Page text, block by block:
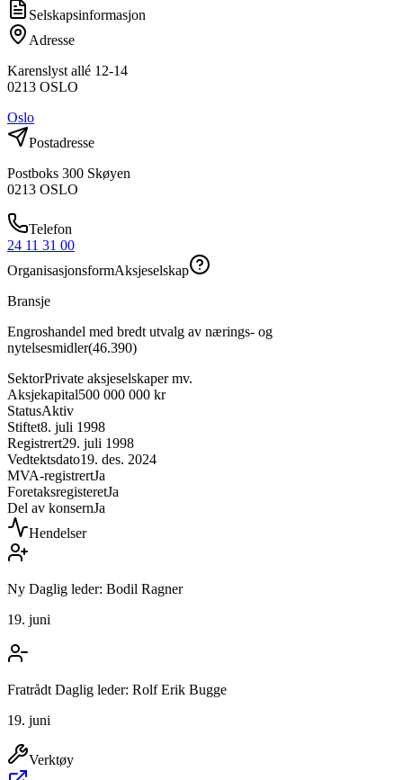
Selskapsinformasjon
Adresse
Karenslyst allé 12-14
0213 OSLO
Oslo
Postadresse
Postboks 300 Skøyen
0213 OSLO
Telefon
24 11 31 00
OrganisasjonsformAksjeselskap
Bransje
Engroshandel med bredt utvalg av nærings- og
nytelsesmidler(46.390)
SektorPrivate aksjeselskaper mv.
Aksjekapital500 000 000 kr
StatusAktiv
Stiftet8. juli 1998
Registrert29. juli 1998
Vedtektsdato19. des. 2024
MVA-registrertJa
ForetaksregisteretJa
Del av konsernJa
Hendelser
Ny Daglig leder: Bodil Ragner
19. juni
Fratrådt Daglig leder: Rolf Erik Bugge
19. juni
Verktøy